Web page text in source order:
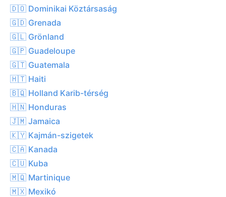
🇩🇴 Dominikai Köztársaság
🇬🇩 Grenada
🇬🇱 Grönland
🇬🇵 Guadeloupe
🇬🇹 Guatemala
🇭🇹 Haiti
🇧🇶 Holland Karib-térség
🇭🇳 Honduras
🇯🇲 Jamaica
🇰🇾 Kajmán-szigetek
🇨🇦 Kanada
🇨🇺 Kuba
🇲🇶 Martinique
🇲🇽 Mexikó